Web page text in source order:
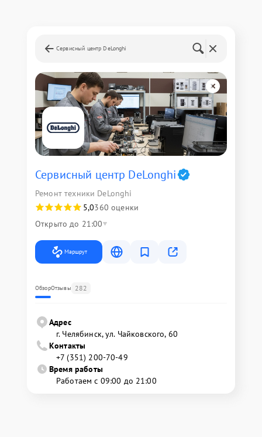
Сервисный центр DeLonghi
Сервисный центр DeLonghi
Ремонт техники DeLonghi
5,0360 оценки
Открыто до 21:00
Маршрут
ОбзорОтзывы 282
Адрес
г. Челябинск, ул. Чайковского, 60
Контакты
+7 (351) 200-70-49
Время работы
Работаем с 09:00 до 21:00